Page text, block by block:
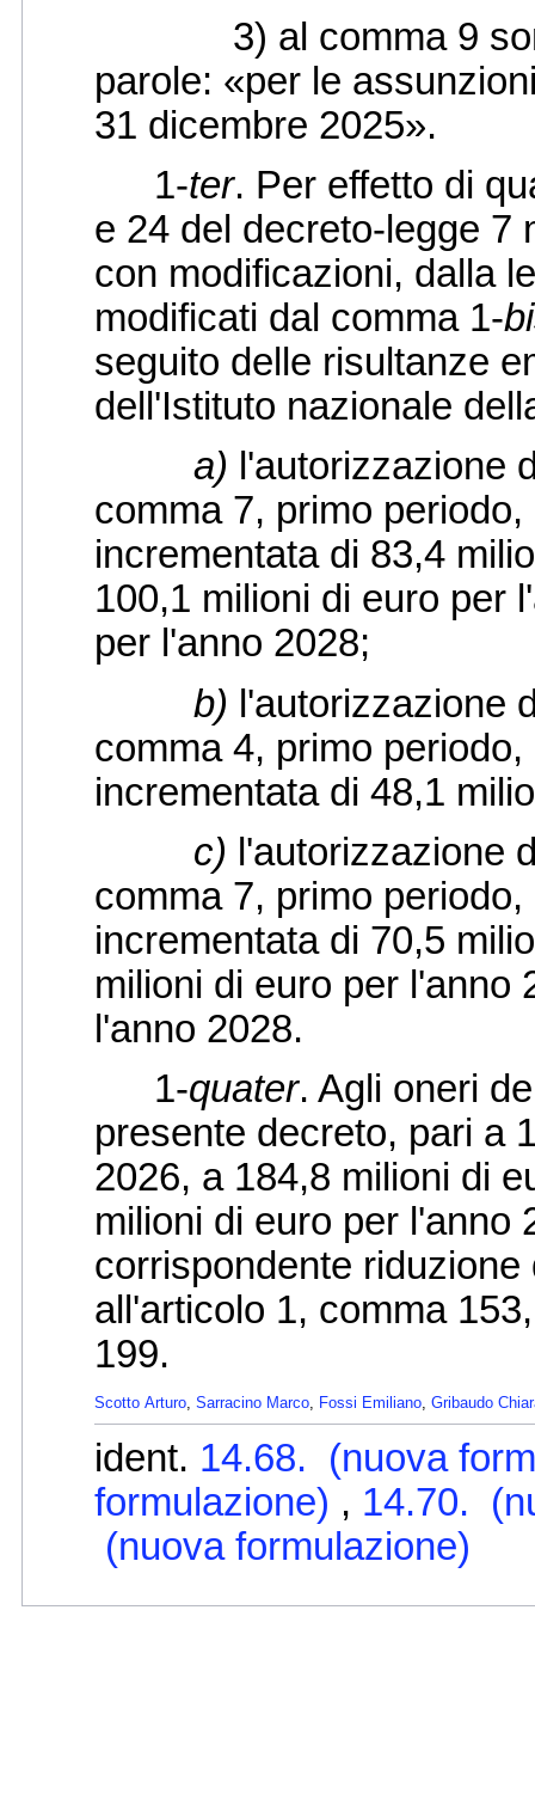
3) al comma 9 sono
parole: «per le
31 dicembre 2025».
1-ter. Per effetto di
e 24 del decreto-legge 7
con modificazioni, dalla
modificati dal comma 1-
seguito delle risultanze
dell'Istituto nazionale
a) l'autorizzazione
comma 7, primo
incrementata di 83,4
100,1 milioni di euro per
per l'anno 2028;
b) l'autorizzazione
comma 4, primo
incrementata di 48,1
c) l'autorizzazione
comma 7, primo
incrementata di 70,5
milioni di euro per l'anno
l'anno 2028.
1-quater. Agli oneri
presente decreto, pari a
2026, a 184,8 milioni di
milioni di euro per l'anno
corrispondente
all'articolo 1, comma
199.
Scotto Arturo Sarracino Marco Fossi Emiliano Gribaudo
ident. 14.68. (nuova
formulazione) , 14.70.
(nuova formulazione)